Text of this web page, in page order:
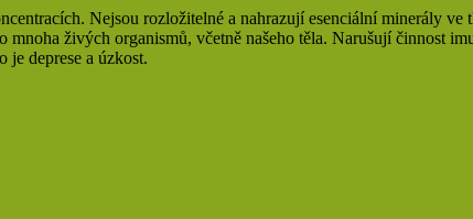
Nejsou rozložitelné a nahrazují esenciální minerály
mnoha živých organismů, včetně našeho těla. Narušují činnost
je deprese a úzkost.